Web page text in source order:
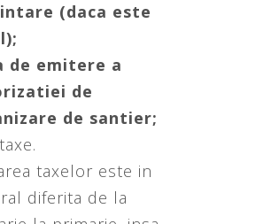
(daca este
de emitere a
de
de santier;
taxelor este in
diferita de la